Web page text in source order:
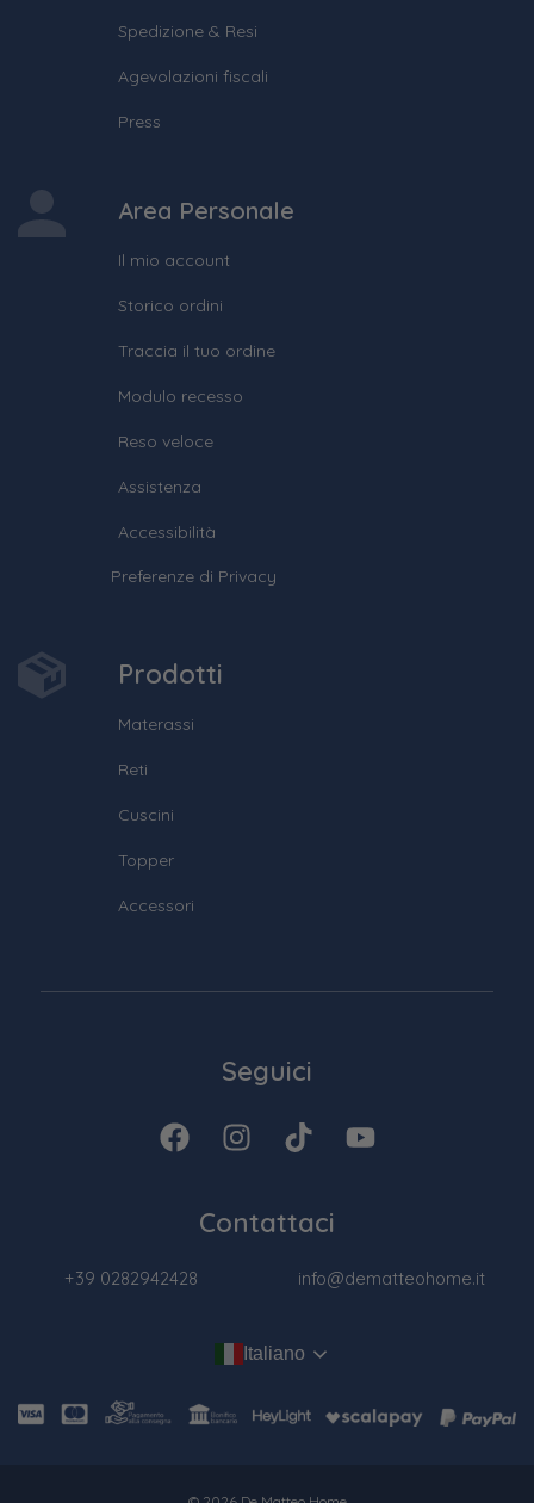
Spedizione & Resi
Agevolazioni fiscali
Press
Area Personale
Il mio account
Storico ordini
Traccia il tuo ordine
Modulo recesso
Reso veloce
Assistenza
Accessibilità
Preferenze di Privacy
Prodotti
Materassi
Reti
Cuscini
Topper
Accessori
Seguici
Contattaci
+39 0282942428 info@dematteohome.it
Italiano